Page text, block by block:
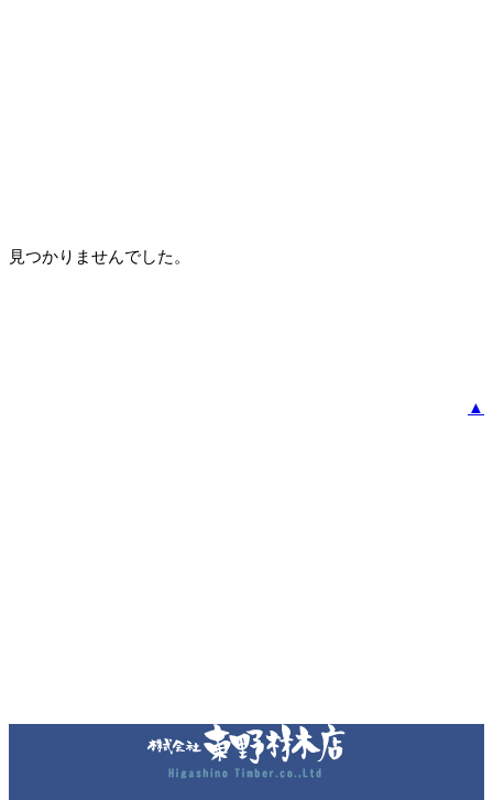
見つかりませんでした。
▲